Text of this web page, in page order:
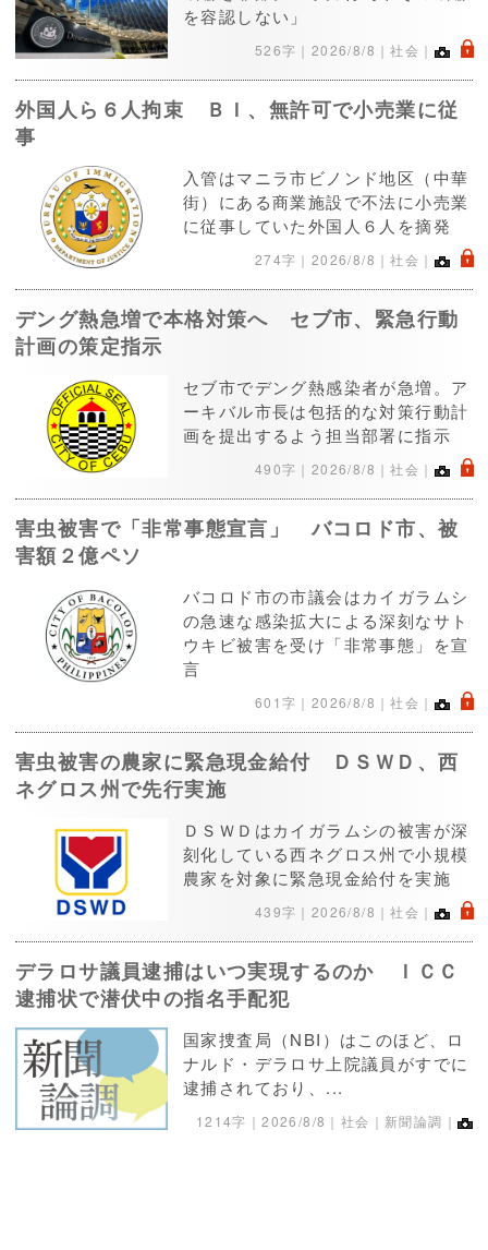
を容認しない」
526字｜ 2026/8/8 ｜社会｜ .
外国人ら６人拘束 ＢＩ、無許可で小売業に従
事
入管はマニラ市ビノンド地区（中華
街）にある商業施設で不法に小売業
に従事していた外国人６人を摘発
274字｜ 2026/8/8 ｜社会｜ .
デング熱急増で本格対策へ セブ市、緊急行動
計画の策定指示
セブ市でデング熱感染者が急増。ア
ーキバル市長は包括的な対策行動計
画を提出するよう担当部署に指示
490字｜ 2026/8/8 ｜社会｜ .
害虫被害で「非常事態宣言」 バコロド市、被
害額２億ペソ
バコロド市の市議会はカイガラムシ
の急速な感染拡大による深刻なサト
ウキビ被害を受け「非常事態」を宣
言
601字｜ 2026/8/8 ｜社会｜ .
害虫被害の農家に緊急現金給付 ＤＳＷＤ、西
ネグロス州で先行実施
ＤＳＷＤはカイガラムシの被害が深
刻化している西ネグロス州で小規模
農家を対象に緊急現金給付を実施
439字｜ 2026/8/8 ｜社会｜ .
デラロサ議員逮捕はいつ実現するのか ＩＣＣ
逮捕状で潜伏中の指名手配犯
国家捜査局（NBI）はこのほど、ロ
ナルド・デラロサ上院議員がすでに
逮捕されており、...
1214字｜2026/8/8 ｜社会｜新聞論調｜